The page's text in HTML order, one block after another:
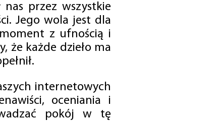
nas przez wszystkie
Jego wola jest dla
z ufnością i
że każde dzieło ma
internetowych
oceniania i
pokój w tę